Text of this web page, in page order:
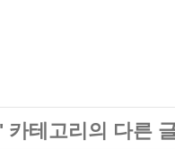
' 카테고리의 다른